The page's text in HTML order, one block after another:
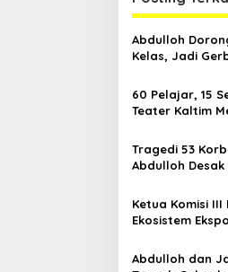
g
a
s
i
p
s
Abdulloh
Kelas, Jadi
60 Pelajar, 15
Teater Kaltim
Tragedi 53
Abdulloh
Ketua Komisi
Ekosistem
Abdulloh dan